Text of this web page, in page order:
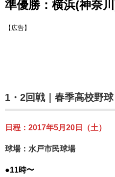
準優勝：横浜(神奈
【広告】
1・2回戦｜春季高校野球
日程：2017年5月20日（土）
球場：水戸市民球場
●11時〜